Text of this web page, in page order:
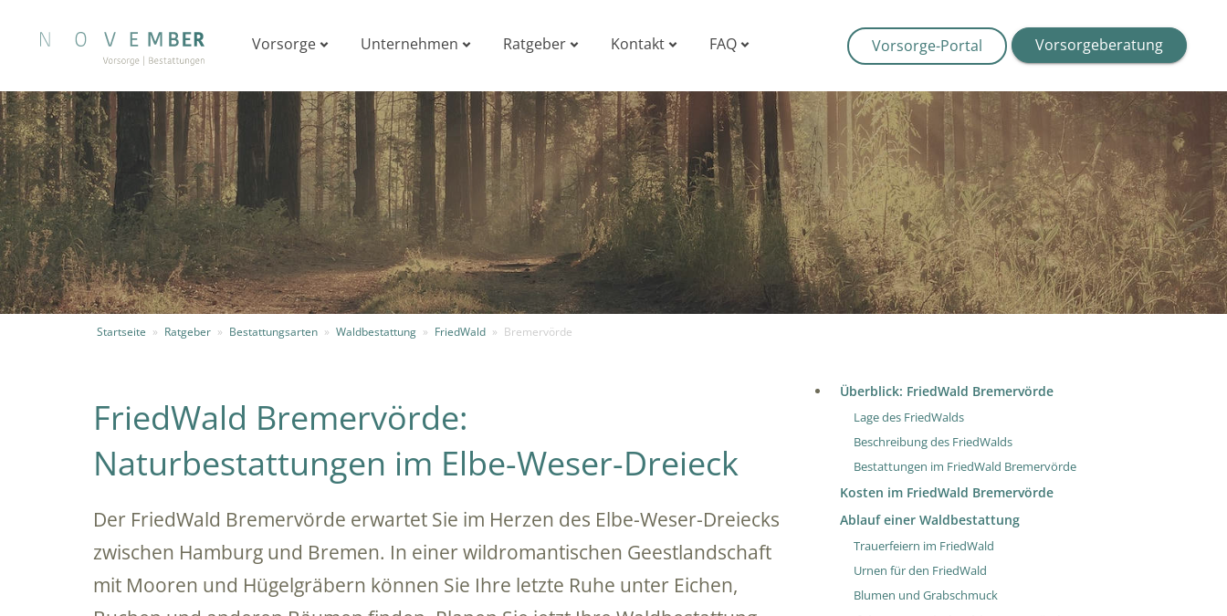
Vorsorgeberatung
Vorsorge-Portal
Vorsorge Unternehmen Ratgeber Kontakt FAQ
Startseite » Ratgeber » Bestattungsarten » Waldbestattung » FriedWald » Bremervörde
FriedWald Bremervörde:
Naturbestattungen im Elbe-Weser-Dreieck
Der FriedWald Bremervörde erwartet Sie im Herzen des Elbe-Weser-Dreiecks
zwischen Hamburg und Bremen. In einer wildromantischen Geestlandschaft
mit Mooren und Hügelgräbern können Sie Ihre letzte Ruhe unter Eichen,
Überblick: FriedWald Bremervörde
Lage des FriedWalds
Beschreibung des FriedWalds
Bestattungen im FriedWald Bremervörde
Kosten im FriedWald Bremervörde
Ablauf einer Waldbestattung
Trauerfeiern im FriedWald
Urnen für den FriedWald
Blumen und Grabschmuck